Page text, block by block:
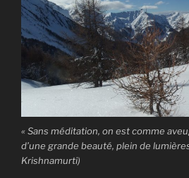
« Sans méditation, on est comme
d’une grande beauté, plein de
Krishnamurti)